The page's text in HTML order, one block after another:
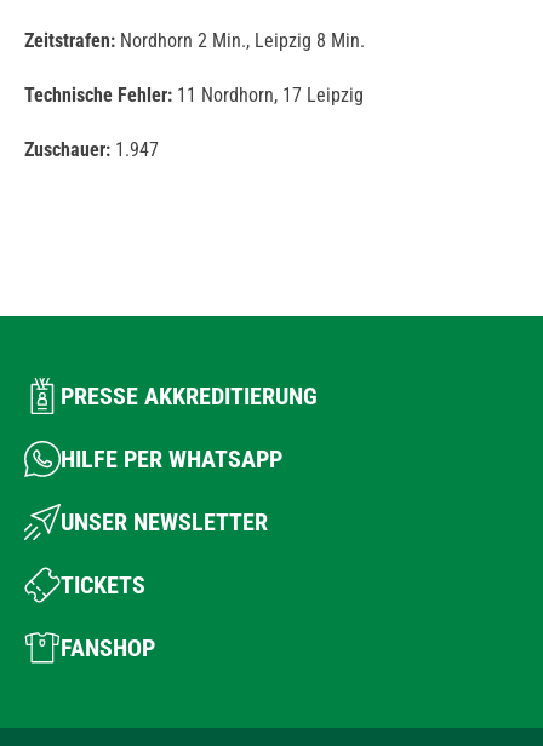
Zeitstrafen: Nordhorn 2 Min., Leipzig 8 Min.
Technische Fehler: 11 Nordhorn, 17 Leipzig
Zuschauer: 1.947
PRESSE AKKREDITIERUNG
HILFE PER WHATSAPP
UNSER NEWSLETTER
TICKETS
FANSHOP